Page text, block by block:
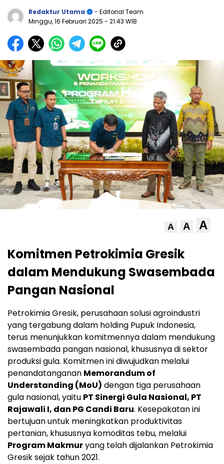
Redaktur Utama
- Editorial Team
Minggu, 16 Februari 2025 - 21:43 WIB
A A A
Komitmen Petrokimia Gresik
dalam Mendukung Swasembada
Pangan Nasional
Petrokimia Gresik, perusahaan solusi agroindustri
yang tergabung dalam holding Pupuk Indonesia,
terus menunjukkan komitmennya dalam mendukung
swasembada pangan nasional, khususnya di sektor
produksi gula. Komitmen ini diwujudkan melalui
penandatanganan Memorandum of
Understanding (MoU) dengan tiga perusahaan
gula nasional, yaitu PT Sinergi Gula Nasional, PT
Rajawali I, dan PG Candi Baru. Kesepakatan ini
bertujuan untuk meningkatkan produktivitas
pertanian, khususnya komoditas tebu, melalui
Program Makmuryang telah dijalankan Petrokimia
Gresik sejak tahun 2021.